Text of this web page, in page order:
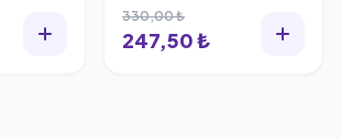
330,00 ₺
247,50 ₺